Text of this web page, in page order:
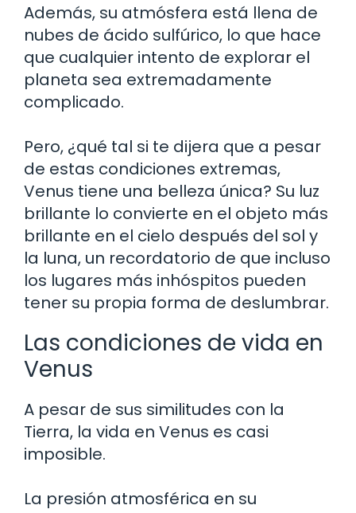
Además, su atmósfera está llena de
nubes de ácido sulfúrico, lo que hace
que cualquier intento de explorar el
planeta sea extremadamente
complicado.
Pero, ¿qué tal si te dijera que a pesar
de estas condiciones extremas,
Venus tiene una belleza única? Su luz
brillante lo convierte en el objeto más
brillante en el cielo después del sol y
la luna, un recordatorio de que incluso
los lugares más inhóspitos pueden
tener su propia forma de deslumbrar.
Las condiciones de vida en
Venus
A pesar de sus similitudes con la
Tierra, la vida en Venus es casi
imposible.
La presión atmosférica en su